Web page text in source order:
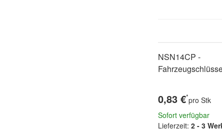
NSN14CP -
0,83 €*pro Stk
Sofort verfügbar
Lieferzeit: 2 - 3